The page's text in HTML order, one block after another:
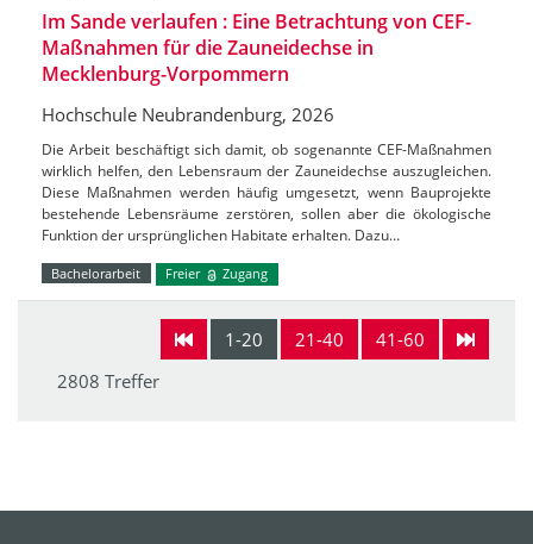
Im Sande verlaufen : Eine Betrachtung von CEF-
Maßnahmen für die Zauneidechse in
Mecklenburg-Vorpommern
Hochschule Neubrandenburg, 2026
Die Arbeit beschäftigt sich damit, ob sogenannte CEF-Maßnahmen
wirklich helfen, den Lebensraum der Zauneidechse auszugleichen.
Diese Maßnahmen werden häufig umgesetzt, wenn Bauprojekte
bestehende Lebensräume zerstören, sollen aber die ökologische
Funktion der ursprünglichen Habitate erhalten. Dazu…
Bachelorarbeit Freier Zugang
1-20 21-40
41-60
2808 Treffer